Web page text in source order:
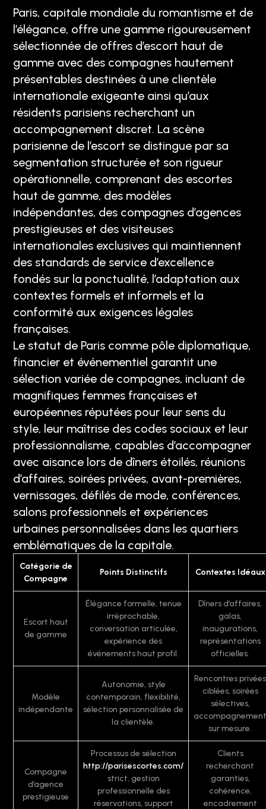
Paris, capitale mondiale du romantisme et de
l’élégance, offre une gamme rigoureusement
sélectionnée de offres d’escort haut de
gamme avec des compagnes hautement
présentables destinées à une clientèle
internationale exigeante ainsi qu’aux
résidents parisiens recherchant un
accompagnement discret. La scène
parisienne de l’escort se distingue par sa
segmentation structurée et son rigueur
opérationnelle, comprenant des escortes
haut de gamme, des modèles
indépendantes, des compagnes d’agences
prestigieuses et des visiteuses
internationales exclusives qui maintiennent
des standards de service d’excellence
fondés sur la ponctualité, l’adaptation aux
contextes formels et informels et la
conformité aux exigences légales
françaises.
Le statut de Paris comme pôle diplomatique,
financier et événementiel garantit une
sélection variée de compagnes, incluant de
magnifiques femmes françaises et
européennes réputées pour leur sens du
style, leur maîtrise des codes sociaux et leur
professionnalisme, capables d’accompagner
avec aisance lors de dîners étoilés, réunions
d’affaires, soirées privées, avant-premières,
vernissages, défilés de mode, conférences,
salons professionnels et expériences
urbaines personnalisées dans les quartiers
emblématiques de la capitale.
Catégorie de
Compagne
Points Distinctifs Contextes Idéaux
Escort haut
de gamme
Élégance formelle, tenue
irréprochable,
conversation articulée,
expérience des
événements haut profil.
Dîners d’affaires,
galas,
inaugurations,
représentations
officielles.
Modèle
indépendante
Autonomie, style
contemporain, flexibilité,
sélection personnalisée de
la clientèle.
Rencontres privées
ciblées, soirées
sélectives,
accompagnement
sur mesure.
Compagne
d’agence
prestigieuse
Processus de sélection
http://parisescortes.com/
strict, gestion
professionnelle des
réservations, support
Clients
recherchant
garanties,
cohérence,
encadrement